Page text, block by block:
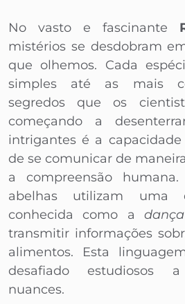
No vasto e fascinante
mistérios se desdobram
que olhemos. Cada
simples até as mais
segredos que os
começando a
intrigantes é a
de se comunicar de
a compreensão
abelhas utilizam uma
conhecida como a
transmitir informações
alimentos. Esta
desafiado estudiosos
nuances.